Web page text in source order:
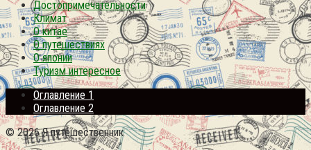
Достопримечательности
Климат
О китае
О путешествиях
О японии
Туризм интересное
Оглавление 1
Оглавление 2
© 2026 Я путешественник